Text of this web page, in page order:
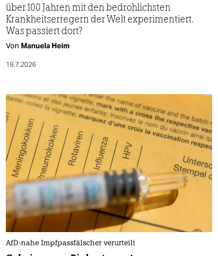
über 100 Jahren mit den bedrohlichsten
Krankheitserregern der Welt experimentiert.
Was passiert dort?
Von Manuela Heim
18.7.2026
AfD-nahe Impfpassfälscher verurteilt